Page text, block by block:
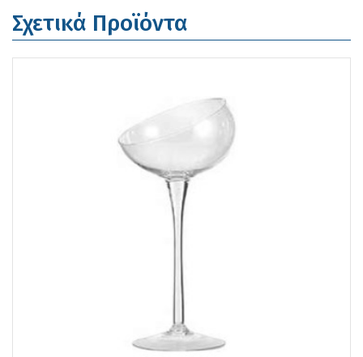
Σχετικά Προϊόντα